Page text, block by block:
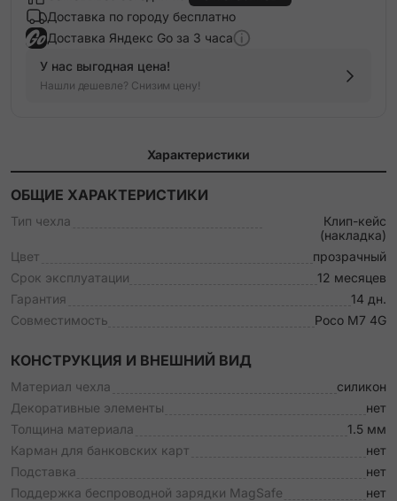
Доставка по городу бесплатно
Доставка Яндекс Go за 3 часа
У нас выгодная цена!
Нашли дешевле? Снизим цену!
Характеристики
ОБЩИЕ ХАРАКТЕРИСТИКИ
Тип чехла
Клип-кейс
(накладка)
Цвет
прозрачный
Срок эксплуатации
12 месяцев
Гарантия
14 дн.
Совместимость
Poco M7 4G
КОНСТРУКЦИЯ И ВНЕШНИЙ ВИД
Материал чехла
силикон
Декоративные элементы
нет
Толщина материала
1.5 мм
Карман для банковских карт
нет
Подставка
нет
Поддержка беспроводной зарядки MagSafe
нет